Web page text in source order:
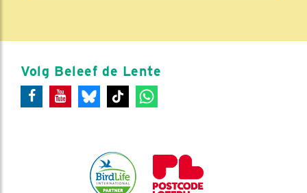
Volg Beleef de Lente